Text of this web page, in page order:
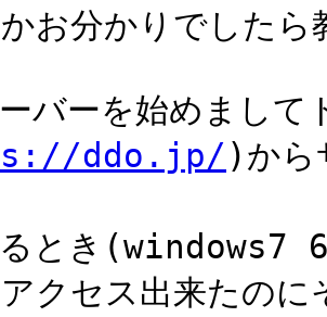
お分かりでした
ーバーを始めまし
ddo.jp/)から
るとき
クセス出来たの